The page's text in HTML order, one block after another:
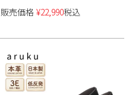
販売価格 ¥22,990税込